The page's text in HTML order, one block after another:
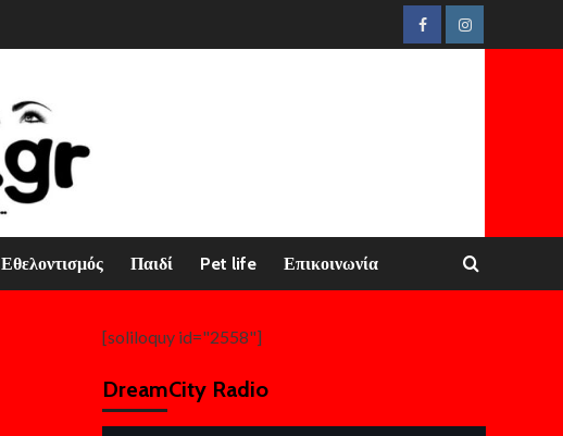
FacebookInstagram
Εθελοντισμός Παιδί Pet life Επικοινωνία
[soliloquy id="2558"]
DreamCity Radio